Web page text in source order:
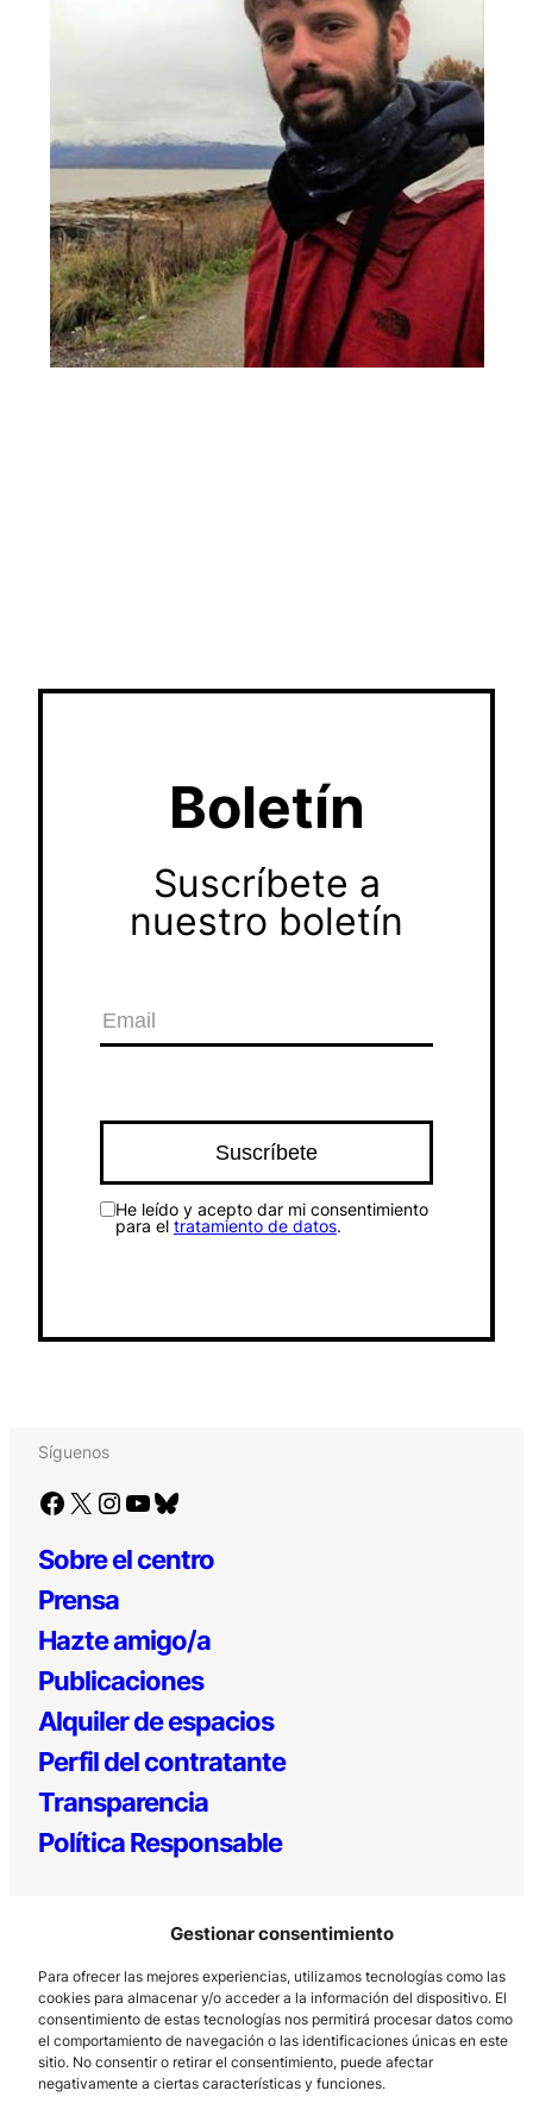
Gestionar consentimiento
Para ofrecer las mejores experiencias, utilizamos tecnologías como las
cookies para almacenar y/o acceder a la información del dispositivo. El
consentimiento de estas tecnologías nos permitirá procesar datos como
el comportamiento de navegación o las identificaciones únicas en este
sitio. No consentir o retirar el consentimiento, puede afectar
negativamente a ciertas características y funciones.
Boletín
Suscríbete a
nuestro boletín
He leído y acepto dar mi consentimiento
para el tratamiento de datos.
Síguenos
Facebook X Instagram YouTube Bluesky
Sobre el centro
Prensa
Hazte amigo/a
Publicaciones
Alquiler de espacios
Perfil del contratante
Transparencia
Política Responsable
Los Prados, 121 – 33203 Gijón
985 185 577 – info@laboralcentrodearte.org